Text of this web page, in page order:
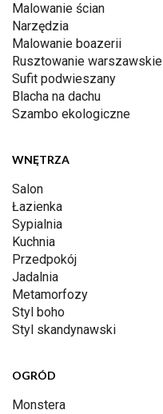
Malowanie ścian
Narzędzia
Malowanie boazerii
Rusztowanie warszawskie
Sufit podwieszany
Blacha na dachu
Szambo ekologiczne
WNĘTRZA
Salon
Łazienka
Sypialnia
Kuchnia
Przedpokój
Jadalnia
Metamorfozy
Styl boho
Styl skandynawski
OGRÓD
Monstera